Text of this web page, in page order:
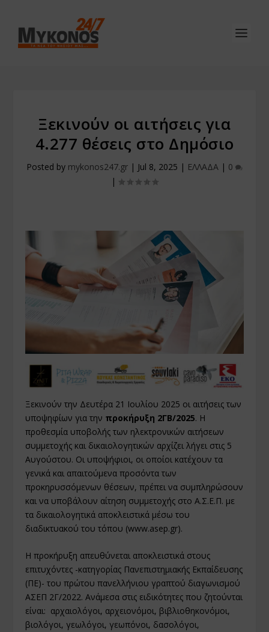
Ξεκινούν οι αιτήσεις για
4.277 θέσεις στο Δημόσιο
Posted by mykonos247.gr | Jul 8, 2025 | ΕΛΛΑΔΑ | 0
|
Ξεκινούν την Δευτέρα 21 Ιουλίου 2025 οι αιτήσεις των
υποψηφίων για την προκήρυξη 2ΓΒ/2025. Η
προθεσμία υποβολής των ηλεκτρονικών αιτήσεων
συμμετοχής και δικαιολογητικών αρχίζει λήγει στις 5
Αυγούστου. Οι υποψήφιοι, οι οποίοι κατέχουν τα
γενικά και απαιτούμενα προσόντα των
προκηρυσσόμενων θέσεων, πρέπει να συμπληρώσουν
και να υποβάλουν αίτηση συμμετοχής στο Α.Σ.Ε.Π. με
τα δικαιολογητικά αποκλειστικά μέσω του
διαδικτυακού του τόπου (www.asep.gr).
Η προκήρυξη απευθύνεται αποκλειστικά στους
επιτυχόντες -κατηγορίας Πανεπιστημιακής Εκπαίδευσης
(ΠΕ)- του πρώτου πανελλήνιου γραπτού διαγωνισμού
ΑΣΕΠ 2Γ/2022. Ανάμεσα στις ειδικότητες που ζητούνται
είναι: αρχαιολόγοι, αρχειονόμοι, βιβλιοθηκονόμοι,
βιολόγοι, γεωλόγοι, γεωπόνοι, δασολόγοι,